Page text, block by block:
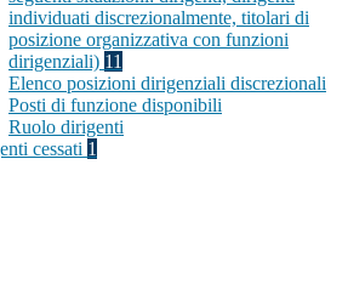
individuati discrezionalmente, titolari di
posizione organizzativa con funzioni
dirigenziali) 11
Elenco posizioni dirigenziali discrezionali
Posti di funzione disponibili
Ruolo dirigenti
cessati 1